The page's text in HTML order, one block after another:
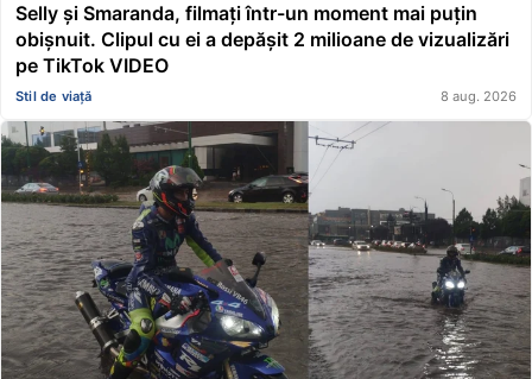
Selly și Smaranda, filmați într-un moment mai puțin
obișnuit. Clipul cu ei a depășit 2 milioane de vizualizări
pe TikTok VIDEO
Stil de viață 8 aug. 2026